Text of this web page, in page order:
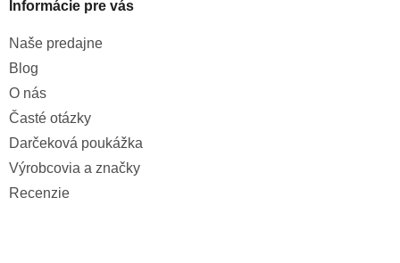
Informácie pre vás
Naše predajne
Blog
O nás
Časté otázky
Darčeková poukážka
Výrobcovia a značky
Recenzie